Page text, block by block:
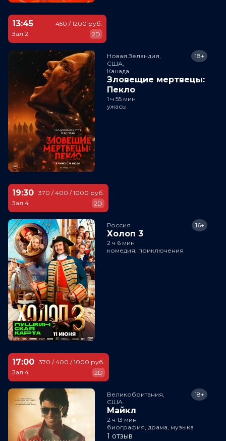
13:45
Зал 2
450 / 1200 руб.
2D
Новая Зеландия,
США,
Канада
Зловещие мертвецы:
Пекло
18+
1 ч 55 мин
ужасы
19:30
Зал 4
370 / 400 / 1000 руб.
2D
Россия
Холоп 3
16+
2 ч 6 мин
комедия, приключения
17:00
Зал 4
370 / 400 / 1000 руб.
2D
Великобритания,
США
Майкл
18+
2 ч 13 мин
биография, драма, музыка
1 отзыв